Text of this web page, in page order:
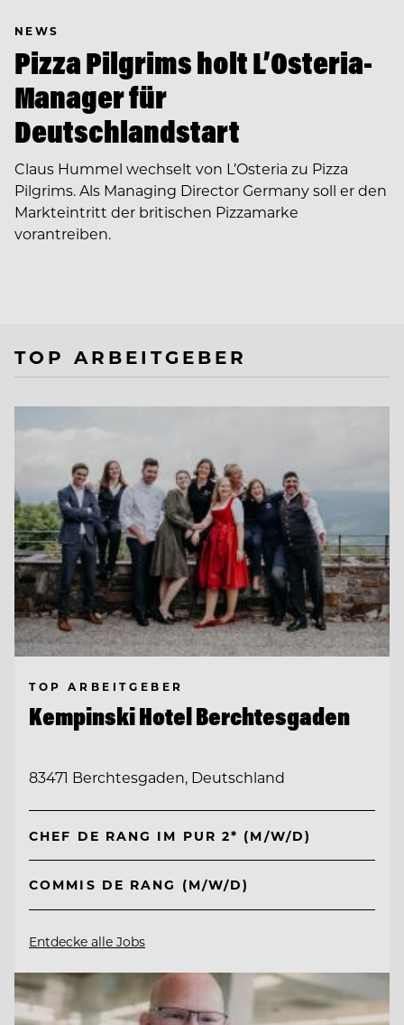
NEWS
Pizza Pilgrims holt L’Osteria-
Manager für
Deutschlandstart
Claus Hummel wechselt von L’Osteria zu Pizza
Pilgrims. Als Managing Director Germany soll er den
Markteintritt der britischen Pizzamarke
vorantreiben.
TOP ARBEITGEBER
TOP ARBEITGEBER
Kempinski Hotel Berchtesgaden
83471 Berchtesgaden, Deutschland
CHEF DE RANG IM PUR 2* (M/W/D)
COMMIS DE RANG (M/W/D)
Entdecke alle Jobs